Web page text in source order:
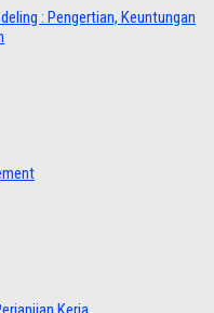
: Pengertian, Keuntungan